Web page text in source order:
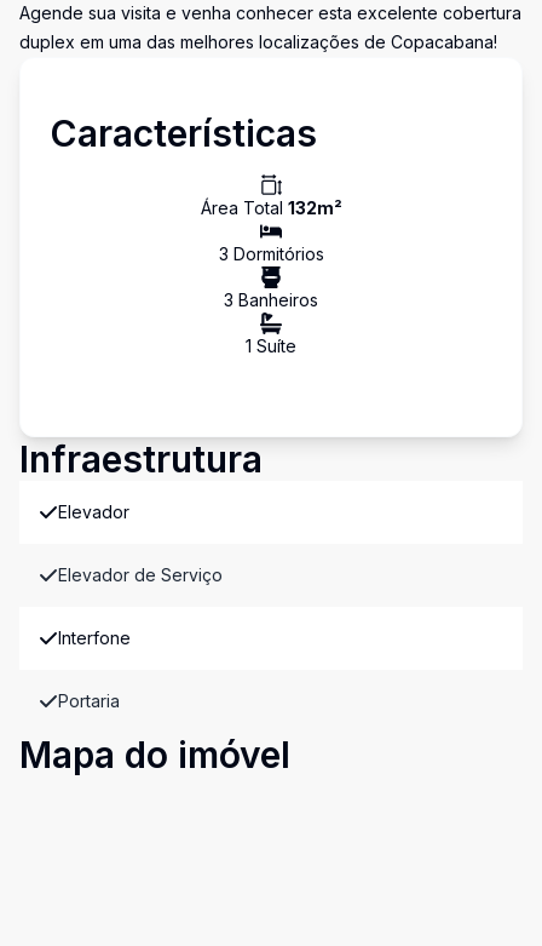
Agende sua visita e venha conhecer esta excelente cobertura
duplex em uma das melhores localizações de Copacabana!
Características
Área Total 132m²
3 Dormitórios
3 Banheiros
1 Suíte
Infraestrutura
Elevador
Elevador de Serviço
Interfone
Portaria
Mapa do imóvel